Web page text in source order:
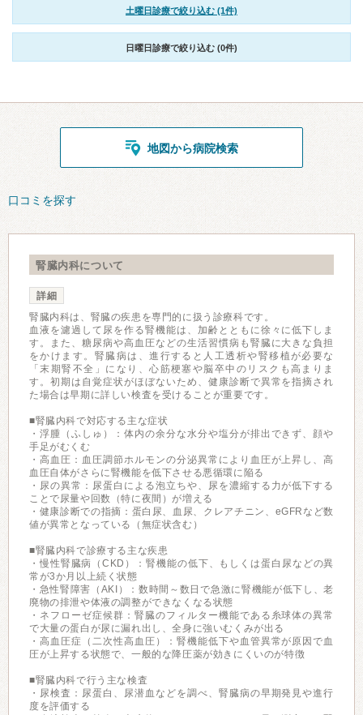
土曜日診療で絞り込む (1件)
日曜日診療で絞り込む (0件)
地図から病院検索
口コミを探す
腎臓内科について
詳細
腎臓内科は、腎臓の疾患を専門的に扱う診療科です。
血液を濾過して尿を作る腎機能は、加齢とともに徐々に低下しま
す。また、糖尿病や高血圧などの生活習慣病も腎臓に大きな負担
をかけます。腎臓病は、進行すると人工透析や腎移植が必要な
「末期腎不全」になり、心筋梗塞や脳卒中のリスクも高まりま
す。初期は自覚症状がほぼないため、健康診断で異常を指摘され
た場合は早期に詳しい検査を受けることが重要です。
■腎臓内科で対応する主な症状
・浮腫（ふしゅ）：体内の余分な水分や塩分が排出できず、顔や
手足がむくむ
・高血圧：血圧調節ホルモンの分泌異常により血圧が上昇し、高
血圧自体がさらに腎機能を低下させる悪循環に陥る
・尿の異常：尿蛋白による泡立ちや、尿を濃縮する力が低下する
ことで尿量や回数（特に夜間）が増える
・健康診断での指摘：蛋白尿、血尿、クレアチニン、eGFRなど数
値が異常となっている（無症状含む）
■腎臓内科で診療する主な疾患
・慢性腎臓病（CKD）：腎機能の低下、もしくは蛋白尿などの異
常が3か月以上続く状態
・急性腎障害（AKI）：数時間～数日で急激に腎機能が低下し、老
廃物の排泄や体液の調整ができなくなる状態
・ネフローゼ症候群：腎臓のフィルター機能である糸球体の異常
で大量の蛋白が尿に漏れ出し、全身に強いむくみが出る
・高血圧症（二次性高血圧）：腎機能低下や血管異常が原因で血
圧が上昇する状態で、一般的な降圧薬が効きにくいのが特徴
■腎臓内科で行う主な検査
・尿検査：尿蛋白、尿潜血などを調べ、腎臓病の早期発見や進行
度を評価する